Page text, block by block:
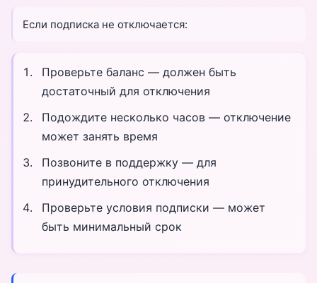
Если подписка не отключается:
Проверьте баланс — должен быть
достаточный для отключения
Подождите несколько часов — отключение
может занять время
Позвоните в поддержку — для
принудительного отключения
Проверьте условия подписки — может
быть минимальный срок